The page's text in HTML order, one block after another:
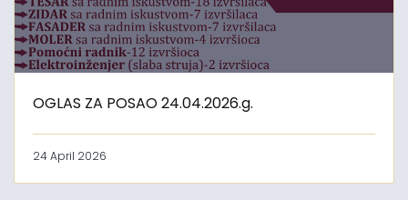
OGLAS ZA POSAO 24.04.2026.g.
24 April 2026